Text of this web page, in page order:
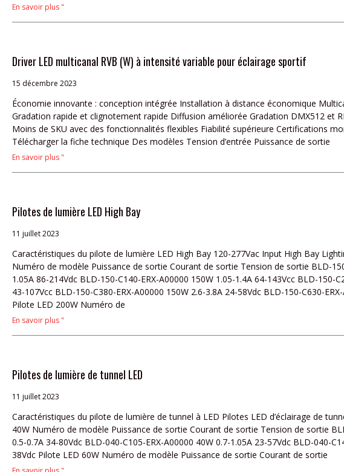
En savoir plus "
Driver LED multicanal RVB (W) à intensité variable pour éclairage sportif
15 décembre 2023
Économie innovante : conception intégrée Installation à distance économique
Gradation rapide et clignotement rapide Diffusion améliorée Gradation DMX512 et
Moins de SKU avec des fonctionnalités flexibles Fiabilité supérieure Certifications
Télécharger la fiche technique Des modèles Tension d’entrée Puissance de sortie
En savoir plus "
Pilotes de lumière LED High Bay
11 juillet 2023
Caractéristiques du pilote de lumière LED High Bay 120-277Vac Input High Bay
Numéro de modèle Puissance de sortie Courant de sortie Tension de sortie BLD-
1.05A 86-214Vdc BLD-150-C140-ERX-A00000 150W 1.05-1.4A 64-143Vcc BLD-150-
43-107Vcc BLD-150-C380-ERX-A00000 150W 2.6-3.8A 24-58Vdc BLD-150-C630-
Pilote LED 200W Numéro de
En savoir plus "
Pilotes de lumière de tunnel LED
11 juillet 2023
Caractéristiques du pilote de lumière de tunnel à LED Pilotes LED d’éclairage de
40W Numéro de modèle Puissance de sortie Courant de sortie Tension de sortie
0.5-0.7A 34-80Vdc BLD-040-C105-ERX-A00000 40W 0.7-1.05A 23-57Vdc BLD-040-
38Vdc Pilote LED 60W Numéro de modèle Puissance de sortie Courant de sortie